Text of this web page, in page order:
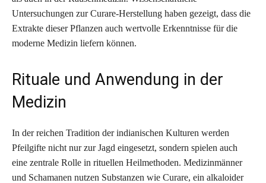
Untersuchungen zur Curare-Herstellung haben gezeigt, dass die
Extrakte dieser Pflanzen auch wertvolle Erkenntnisse für die
moderne Medizin liefern können.
Rituale und Anwendung in der
Medizin
In der reichen Tradition der indianischen Kulturen werden
Pfeilgifte nicht nur zur Jagd eingesetzt, sondern spielen auch
eine zentrale Rolle in rituellen Heilmethoden. Medizinmänner
und Schamanen nutzen Substanzen wie Curare, ein alkaloider